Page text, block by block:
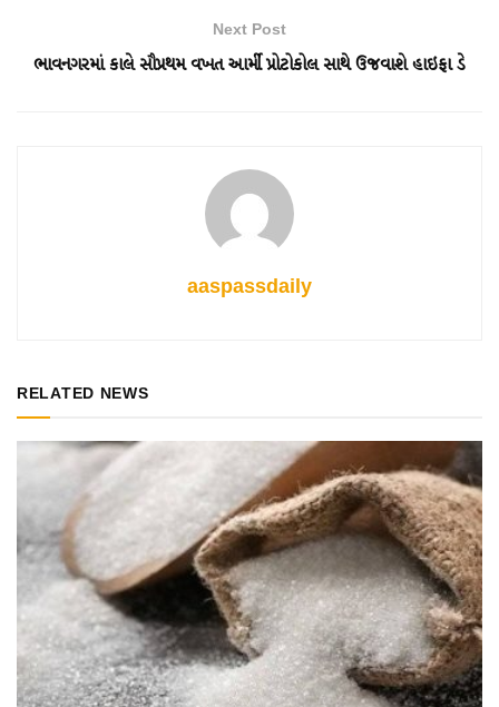
Next Post
ભાવનગરમાં કાલે સૌપ્રથમ વખત આર્મી પ્રોટોકોલ સાથે ઉજવાશે હાઇફા ડે
aaspassdaily
RELATED NEWS